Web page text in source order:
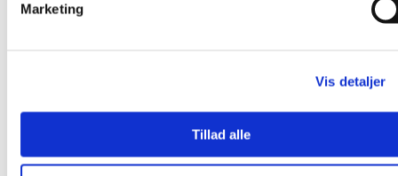
Marketing
Vis detaljer
Tillad alle